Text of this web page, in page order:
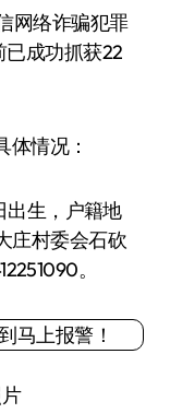
网络诈骗犯罪
成功抓获22
体情况：
出生，户籍地
庄村委会石砍
。